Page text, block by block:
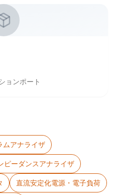
ョンポート
ムアナライザ
ピーダンスアナライザ
直流安定化電源・電子負荷